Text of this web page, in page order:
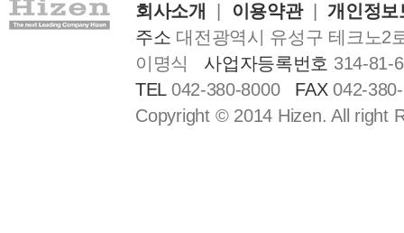
회사소개 이용약관|개인정보
주소 대전광역시 유성구 테크노
이명식 사업자등록번호 314-81-
TEL042-380-8000 FAX042-
Copyright © 2014 Hizen. All right